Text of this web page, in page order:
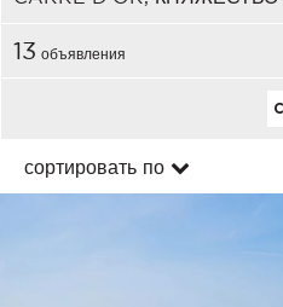
13 объявления
сортировать по